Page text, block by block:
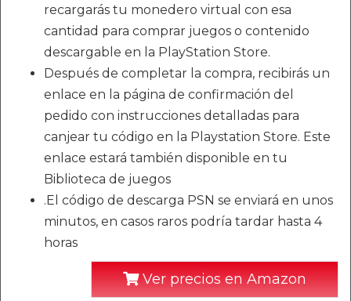
recargarás tu monedero virtual con esa
cantidad para comprar juegos o contenido
descargable en la PlayStation Store.
Después de completar la compra, recibirás un
enlace en la página de confirmación del
pedido con instrucciones detalladas para
canjear tu código en la Playstation Store. Este
enlace estará también disponible en tu
Biblioteca de juegos
.El código de descarga PSN se enviará en unos
minutos, en casos raros podría tardar hasta 4
horas
Ver precios en Amazon